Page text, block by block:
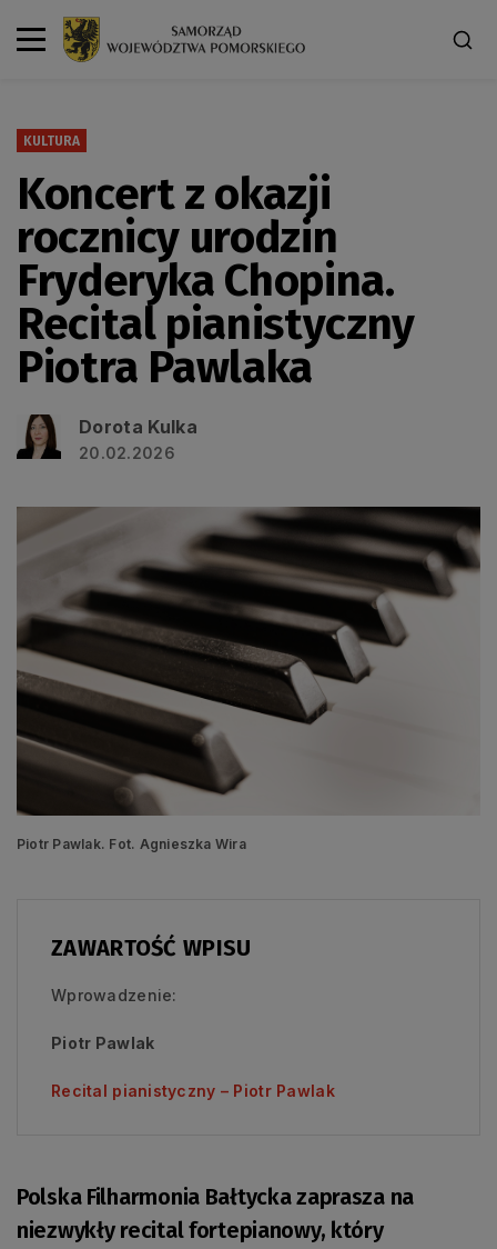
KULTURA
Koncert z okazji
rocznicy urodzin
Fryderyka Chopina.
Recital pianistyczny
Piotra Pawlaka
Dorota Kulka
20.02.2026
Piotr Pawlak. Fot. Agnieszka Wira
ZAWARTOŚĆ WPISU
Wprowadzenie:
Piotr Pawlak
Recital pianistyczny – Piotr Pawlak
Polska Filharmonia Bałtycka zaprasza na
niezwykły recital fortepianowy, który